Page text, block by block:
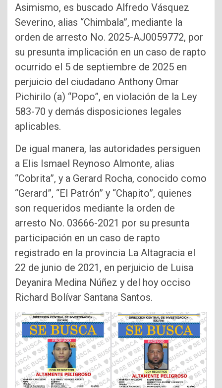
Asimismo, es buscado Alfredo Vásquez
Severino, alias “Chimbala”, mediante la
orden de arresto No. 2025-AJ0059772, por
su presunta implicación en un caso de rapto
ocurrido el 5 de septiembre de 2025 en
perjuicio del ciudadano Anthony Omar
Pichirilo (a) “Popo”, en violación de la Ley
583-70 y demás disposiciones legales
aplicables.
De igual manera, las autoridades persiguen
a Elis Ismael Reynoso Almonte, alias
“Cobrita”, y a Gerard Rocha, conocido como
“Gerard”, “El Patrón” y “Chapito”, quienes
son requeridos mediante la orden de
arresto No. 03666-2021 por su presunta
participación en un caso de rapto
registrado en la provincia La Altagracia el
22 de junio de 2021, en perjuicio de Luisa
Deyanira Medina Núñez y del hoy occiso
Richard Bolívar Santana Santos.